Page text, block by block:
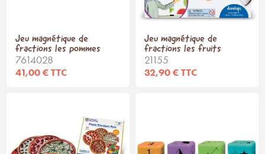
Jeu magnétique de
fractions les pommes
7614028
41,00 € TTC
Jeu magnétique de
fractions les fruits
21155
32,90 € TTC